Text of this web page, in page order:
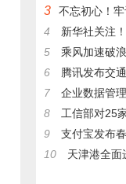
3
不忘初心！牢记使
4
新华社关注！德
5
乘风加速破浪前
6
腾讯发布交通态势
7
企业数据管理模式
8
工信部对25家新能
9
支付宝发布春节报
10
天津港全面进